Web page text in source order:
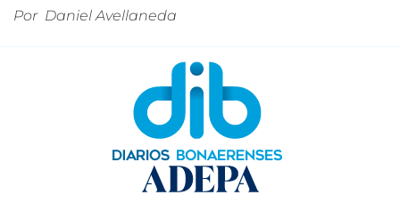
Por Daniel Avellaneda